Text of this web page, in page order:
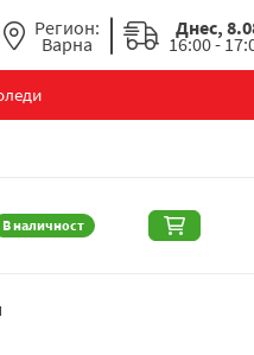
Регион:
Варна
Днес,
16:00 -
В наличност